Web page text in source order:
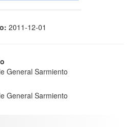
2011-12-01
General Sarmiento
General Sarmiento